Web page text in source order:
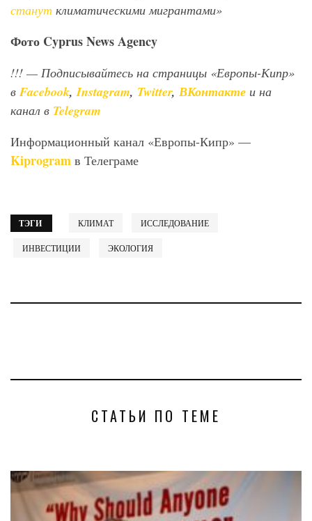
станут климатическими мигрантами»
Фото CyprusNewsAgency
!!! — Подписывайтесь на страницы «Европы-Кипр»
вFacebook,Instagram, Twitter, ВКонтакте и на
канал в Telegram
Информационный канал «Европы-Кипр» —
Kiprogram в Телеграме
ТЭГИ КЛИМАТ ИССЛЕДОВАНИЕ
ИНВЕСТИЦИИ ЭКОЛОГИЯ
СТАТЬИ ПО ТЕМЕ